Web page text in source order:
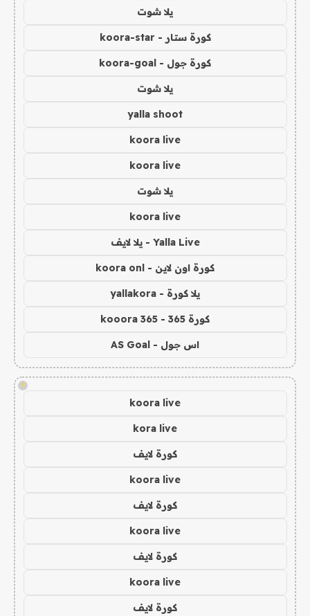
يلا شوت
كورة ستار - koora-star
كورة جول - koora-goal
يلا شوت
yalla shoot
koora live
koora live
يلا شوت
koora live
Yalla Live - يلا لايف
كورة اون لاين - koora onl
يلا كورة - yallakora
كورة 365 - kooora 365
اس جول - AS Goal
!
koora live
kora live
كورة لايف
koora live
كورة لايف
koora live
كورة لايف
koora live
كورة لايف